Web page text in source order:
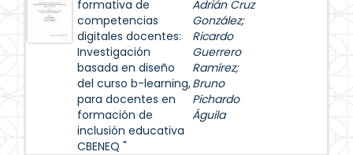
formativa de
competencias
digitales docentes:
Investigación
basada en diseño
del curso b-learning,
para docentes en
formación de
inclusión educativa
CBENEQ "
Adrián Cruz
González;
Ricardo
Guerrero
Ramírez;
Bruno
Pichardo
Águila